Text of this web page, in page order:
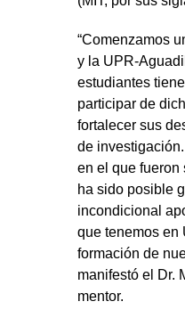
“Comenzamos
y la UPR-
estudiantes
participar de
fortalecer sus
de
en el que fueron
ha sido posible
incondicional
que tenemos en
formación de
manifestó el Dr.
mentor.